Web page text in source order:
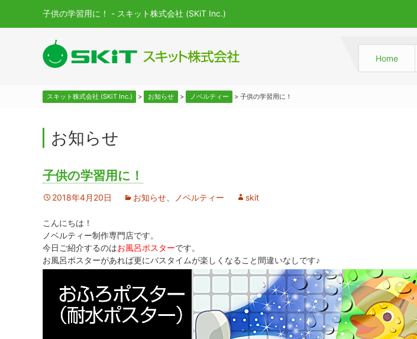
子供の学習用に！ - スキット株式会社 (SKiT Inc.)
Home
スキット株式会社 (SKiT Inc.) > お知らせ > ノベルティー >子供の学習用に！
お知らせ
子供の学習用に！
2018年4月20日 お知らせ ノベルティー skit
こんにちは！
ノベルティー制作専門店です。
今日ご紹介するのはお風呂ポスターです。
お風呂ポスターがあれば更にバスタイムが楽しくなること間違いなしです♪